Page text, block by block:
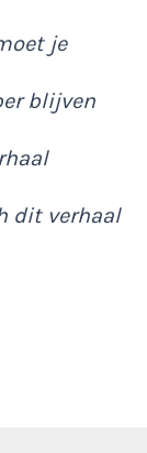
je
blijven
dit verhaal